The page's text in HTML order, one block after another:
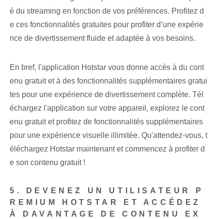
é du streaming en fonction de vos préférences. Profitez d
e ces fonctionnalités gratuites pour profiter d’une expérie
nce de divertissement fluide et adaptée à vos besoins.
En bref, l'application Hotstar vous donne accès à du cont
enu⁤ gratuit‌ et à des fonctionnalités supplémentaires gratui
tes pour une expérience de divertissement complète. Tél
échargez l'application sur votre appareil, explorez le cont
enu gratuit et profitez de fonctionnalités supplémentaires
pour une expérience visuelle illimitée. Qu'attendez-vous, t
éléchargez Hotstar maintenant⁤ et commencez à profiter d
e son contenu gratuit !
5. DEVENEZ UN UTILISATEUR P
REMIUM HOTSTAR ET ACCÉDEZ
À DAVANTAGE DE CONTENU EX